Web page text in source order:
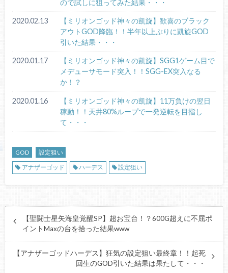
ので試しに狙ってみた結果・・・
2020.02.13
【ミリオンゴッド神々の凱旋】歓喜のブラック
アウトGOD降臨！！半年以上ぶりに凱旋GOD
引いた結果・・・
2020.01.17
【ミリオンゴッド神々の凱旋】SGG1ゲーム目で
メデューサモード突入！！SGG-EX突入なる
か！？
2020.01.16
【ミリオンゴッド神々の凱旋】11万負けの翌日
稼動！！天井80%ループで一発逆転を目指し
て・・・
GOD
設定狙い
アナザーゴッド
ハーデス 設定狙い
【聖闘士星矢海皇覚醒SP】超お宝台！？600G超えに不屈ポ
イントMaxの台を拾った結果www
【アナザーゴッドハーデス】狂気の設定狙い最終章！！起死
回生のGOD引いた結果は果たして・・・